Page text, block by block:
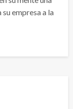
empresa a la